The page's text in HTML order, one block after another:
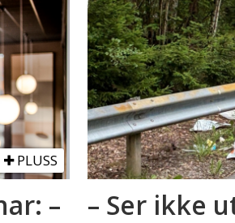
PLUSS
–
– Ser ikke